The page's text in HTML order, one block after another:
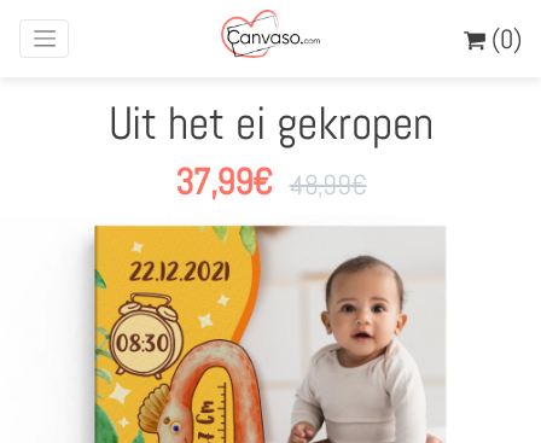
(0)
Uit het ei gekropen
37,99€ 48,99€